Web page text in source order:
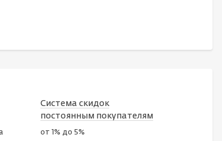
Система скидок
постоянным покупателям
от 1% до 5%